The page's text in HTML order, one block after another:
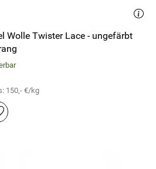
Wolle Twister Lace - ungefärbt
150,- €/kg